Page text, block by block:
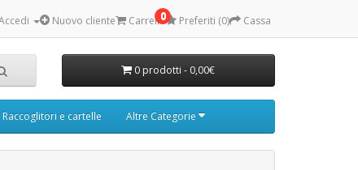
Nuovo cliente 0
Carrello Preferiti (0) Cassa
0 prodotti - 0,00€
Raccoglitori e cartelle Altre Categorie